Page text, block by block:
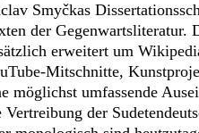
Smyčkas
der Gegenwartsliteratur.
erweitert um
Mitschnitte,
möglichst umfassende
Vertreibung der